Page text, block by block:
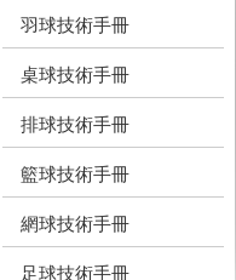
羽球技術手冊
桌球技術手冊
排球技術手冊
籃球技術手冊
網球技術手冊
足球技術手冊